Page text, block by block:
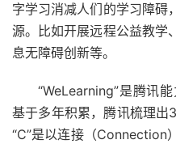
字学习消减人们的学习障碍
源。比如开展远程公益教学
息无障碍创新等。
“WeLearning”是腾讯
基于多年积累，腾讯梳理出
“C”是以连接（Connection